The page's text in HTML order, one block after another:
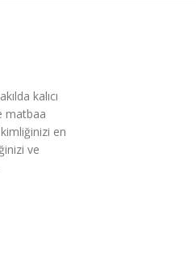
kalıcı
matbaa
en
ve